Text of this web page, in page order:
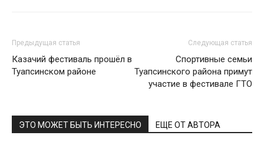
Предыдущая статья
Казачий фестиваль прошёл в
Туапсинском районе
Следующая статья
Спортивные семьи
Туапсинского района примут
участие в фестивале ГТО
ЭТО МОЖЕТ БЫТЬ ИНТЕРЕСНО ЕЩЕ ОТ АВТОРА